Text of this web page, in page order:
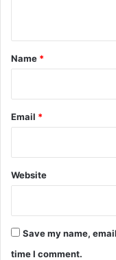
न
वि
क्र
हु
आ
आ
न
*
Name *
Email *
Website
Save my name,
time I comment.